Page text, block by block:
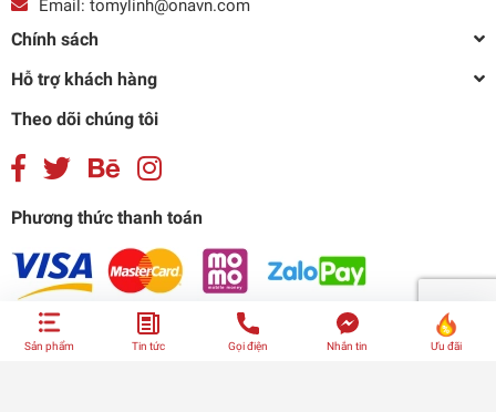
Email: tomylinh@onavn.com
Chính sách
Hỗ trợ khách hàng
Theo dõi chúng tôi
Phương thức thanh toán
Sản phẩm Tin tức Gọi điện Nhắn tin Ưu đãi